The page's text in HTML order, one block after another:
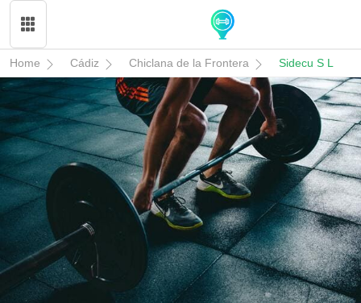
Home Cádiz Chiclana de la Frontera Sidecu S L